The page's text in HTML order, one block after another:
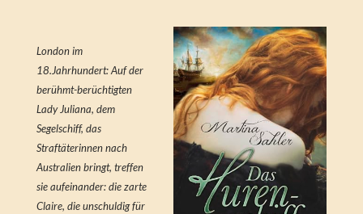
London im
18.Jahrhundert: Auf der
berühmt-berüchtigten
Lady Juliana, dem
Segelschiff, das
Straftäterinnen nach
Australien bringt, treffen
sie aufeinander: die zarte
Claire, die unschuldig für